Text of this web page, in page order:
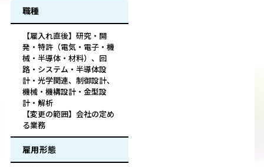
職種
【雇入れ直後】研究・開
発・特許（電気・電子・機
械・半導体・材料）、回
路・システム・半導体設
計・光学関連、制御設計、
機械・機構設計・金型設
計・解析
【変更の範囲】会社の定め
る業務
雇用形態